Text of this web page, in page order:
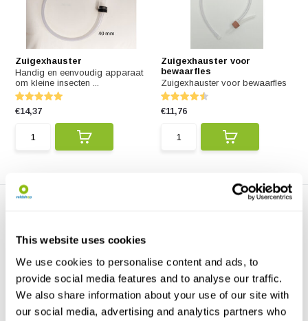
This website uses cookies
We use cookies to personalise content and ads, to
provide social media features and to analyse our traffic.
We also share information about your use of our site with
our social media, advertising and analytics partners who
Zuigexhauster
Handig en eenvoudig apparaat
om kleine insecten ...
€14,37
Zuigexhauster voor
bewaarfles
Zuigexhauster voor bewaarfles
€11,76
Pocket Zuigexhauster
Handig apparaat om kleine
insecten mee te vangen...